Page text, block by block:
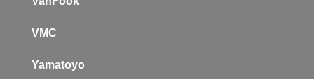
VMC
Yamatoyo